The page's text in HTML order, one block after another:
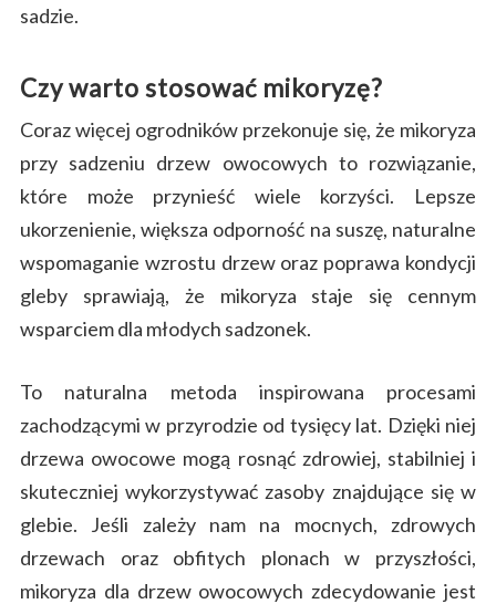
sadzie.
Czy warto stosować mikoryzę?
Coraz więcej ogrodników przekonuje się, że mikoryza
przy sadzeniu drzew owocowych to rozwiązanie,
które może przynieść wiele korzyści. Lepsze
ukorzenienie, większa odporność na suszę, naturalne
wspomaganie wzrostu drzew oraz poprawa kondycji
gleby sprawiają, że mikoryza staje się cennym
wsparciem dla młodych sadzonek.
To naturalna metoda inspirowana procesami
zachodzącymi w przyrodzie od tysięcy lat. Dzięki niej
drzewa owocowe mogą rosnąć zdrowiej, stabilniej i
skuteczniej wykorzystywać zasoby znajdujące się w
glebie. Jeśli zależy nam na mocnych, zdrowych
drzewach oraz obfitych plonach w przyszłości,
mikoryza dla drzew owocowych zdecydowanie jest